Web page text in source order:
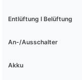
Entlüftung I Belüftung
An-/Ausschalter
Akku